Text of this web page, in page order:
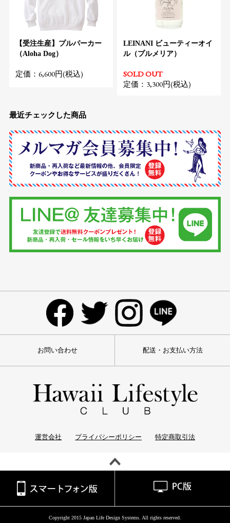
【受注生産】プルパーカー
（Aloha Dog）
定価：6,600円(税込)
LEINANI ビューティーオイ
ル（プルメリア）
SOLD OUT
定価：3,300円(税込)
最近チェックした商品
お問い合わせ 配送・お支払い方法
運営会社 プライバシーポリシー 特定商取引法
Copyright 2015 Japan Life Design Systems. All rights reserved.